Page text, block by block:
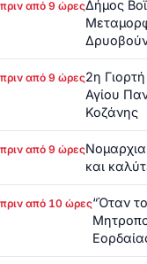
πριν από 9 ώρεςΔήμος
πριν από 9 ώρες2η
Αγίου
Κοζάνης
πριν από 9 ώρες
και
πριν από 10 ώρες“Όταν